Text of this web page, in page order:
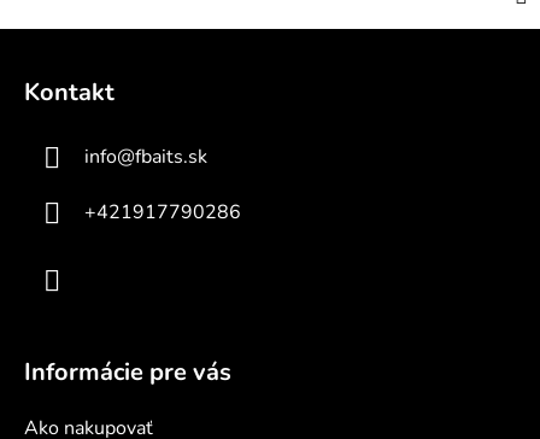
Kontakt
info@fbaits.sk
+421917790286
Informácie pre vás
Ako nakupovať